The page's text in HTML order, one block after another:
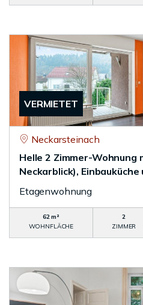
VERMIETET
Neckarsteinach
Helle 2 Zimmer-
Neckarblick),
Etagenwohnung
62 m²
WOHNFLÄCHE
2
ZIMMER